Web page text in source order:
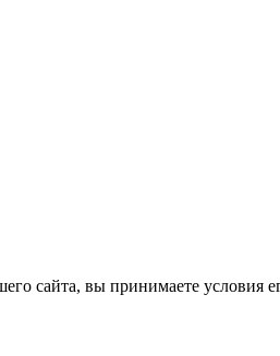
сайта, вы принимаете условия